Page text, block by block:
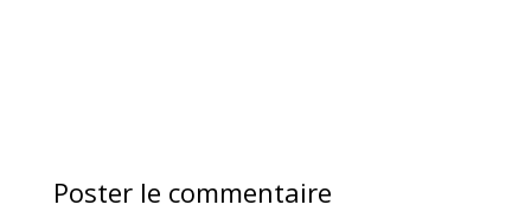
Poster le commentaire